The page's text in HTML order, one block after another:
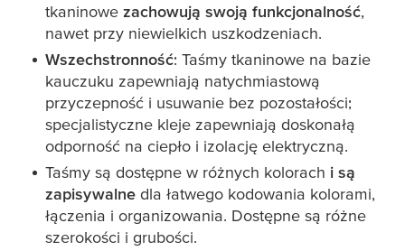
tkaninowe zachowują swoją funkcjonalność,
nawet przy niewielkich uszkodzeniach.
Wszechstronność: Taśmy tkaninowe na bazie
kauczuku zapewniają natychmiastową
przyczepność i usuwanie bez pozostałości;
specjalistyczne kleje zapewniają doskonałą
odporność na ciepło i izolację elektryczną.
Taśmy są dostępne w różnych kolorach i są
zapisywalne dla łatwego kodowania kolorami,
łączenia i organizowania. Dostępne są różne
szerokości i grubości.